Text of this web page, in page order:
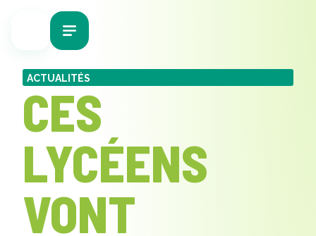
ACTUALITÉS
CES
LYCÉENS
VONT